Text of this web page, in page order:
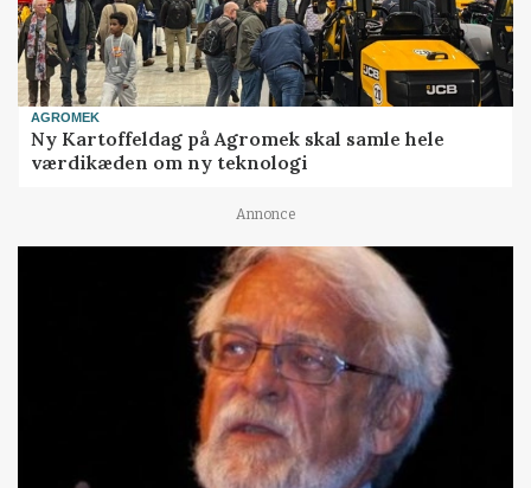
AGROMEK
Ny Kartoffeldag på Agromek skal samle hele
værdikæden om ny teknologi
Annonce